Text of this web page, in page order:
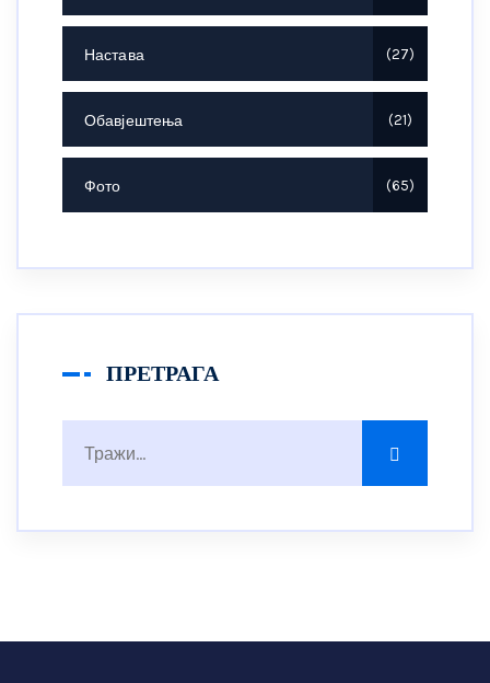
Настава 27
Обавјештења 21
Фото 65
ПРЕТРАГА